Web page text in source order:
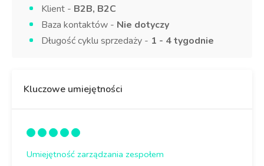
Klient - B2B, B2C
Baza kontaktów - Nie dotyczy
Długość cyklu sprzedaży - 1 - 4 tygodnie
Kluczowe umiejętności
Umiejętność zarządzania zespołem